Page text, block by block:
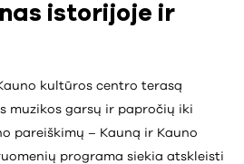
istorijoje ir
kultūros centro terasą
muzikos garsų ir papročių iki
pareiškimų – Kauną ir Kauno
programa siekia atskleisti